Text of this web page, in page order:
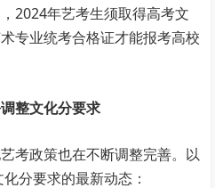
2024年艺考生须取得高考文
专业统考合格证才能报考高校
整文化分要求
考政策也在不断调整完善。以
分要求的最新动态：